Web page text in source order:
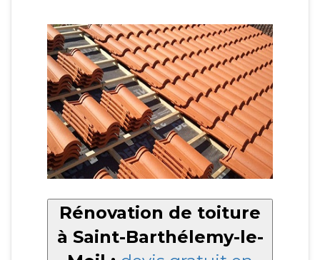
Rénovation de toiture
à Saint-Barthélemy-le-